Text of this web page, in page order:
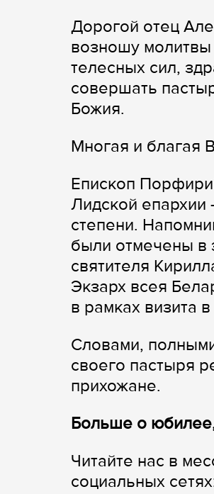
Дорогой отец
возношу молитвы
телесных сил,
совершать
Божия.
Многая и благая
Епископ
Лидской епархии
степени.
были отмечены в
святителя
Экзарх всея
в рамках визита
Словами,
своего пастыря
прихожане.
Больше о
Читайте нас в
cоциальных